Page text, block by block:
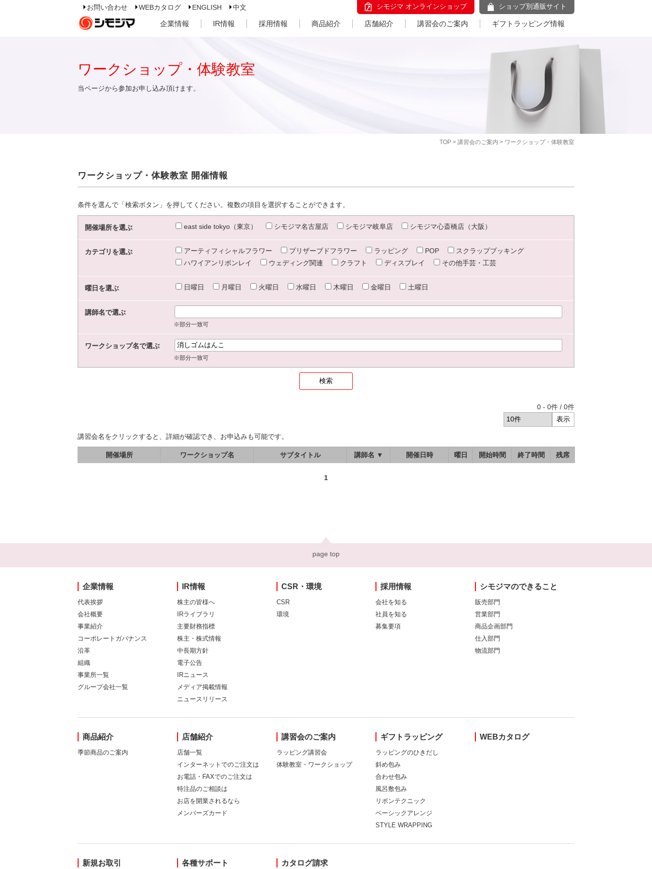
お問い合わせ WEBカタログ ENGLISH 中文 シモジマ オンラインショップ ショップ別通販サイト
企業情報 IR情報 採用情報 商品紹介 店舗紹介 講習会のご案内 ギフトラッピング情報
TOP > 講習会のご案内 > ワークショップ・体験教室
ワークショップ・体験教室
当ページから参加お申し込み頂けます。
ワークショップ・体験教室 開催情報
条件を選んで「検索ボタン」を押してください。複数の項目を選択することができます。
開催場所を選ぶ east side tokyo（東京） シモジマ名古屋店 シモジマ岐阜店 シモジマ心斎橋店（大阪）
カテゴリを選ぶ アーティフィシャルフラワー プリザーブドフラワー ラッピング POP
スクラップブッキング
ハワイアンリボンレイ
ウェディング関連 クラフト ディスプレイ その他手芸・工芸
曜日を選ぶ 日曜日 月曜日 火曜日 水曜日 木曜日 金曜日 土曜日
講師名で選ぶ
※部分一致可
ワークショップ名で選ぶ
※部分一致可
0 - 0件 / 0件
講習会名をクリックすると、詳細が確認でき、お申込みも可能です。
開催場所 ワークショップ名 サブタイトル 講師名 ▼ 開催日時 曜日 開始時間 終了時間 残席
1
page top
企業情報
代表挨拶
会社概要
事業紹介
コーポレートガバナンス
沿革
組織
事業所一覧
グループ会社一覧
IR情報
株主の皆様へ
IRライブラリ
主要財務指標
株主・株式情報
中長期方針
電子公告
IRニュース
メディア掲載情報
ニュースリリース
CSR・環境
CSR
環境
採用情報
会社を知る
社員を知る
募集要項
シモジマのできること
販売部門
営業部門
商品企画部門
仕入部門
物流部門
商品紹介
季節商品のご案内
店舗紹介
店舗一覧
インターネットでのご注文は
お電話・FAXでのご注文は
特注品のご相談は
お店を開業されるなら
メンバーズカード
講習会のご案内
ラッピング講習会
体験教室・ワークショップ
ギフトラッピング
ラッピングのひきだし
斜め包み
合わせ包み
風呂敷包み
リボンテクニック
ベーシックアレンジ
STYLE WRAPPING
WEBカタログ
新規お取引 各種サポート カタログ請求